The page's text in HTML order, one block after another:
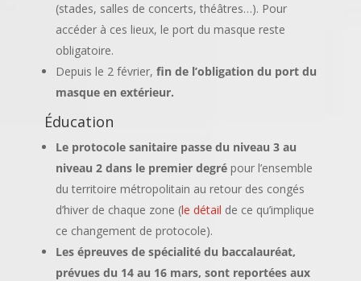
(stades, salles de concerts, théâtres…). Pour
accéder à ces lieux, le port du masque reste
obligatoire.
Depuis le 2 février, fin de l’obligation du port du
masque en extérieur.
Éducation
Le protocole sanitaire passe du niveau 3 au
niveau 2 dans le premier degré pour l’ensemble
du territoire métropolitain au retour des congés
d’hiver de chaque zone (le détail de ce qu’implique
ce changement de protocole).
Les épreuves de spécialité du baccalauréat,
prévues du 14 au 16 mars, sont reportées aux